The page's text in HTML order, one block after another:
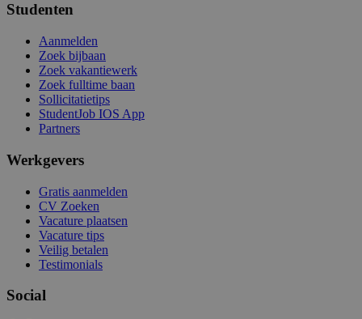
Studenten
Aanmelden
Zoek bijbaan
Zoek vakantiewerk
Zoek fulltime baan
Sollicitatietips
StudentJob IOS App
Partners
Werkgevers
Gratis aanmelden
CV Zoeken
Vacature plaatsen
Vacature tips
Veilig betalen
Testimonials
Social